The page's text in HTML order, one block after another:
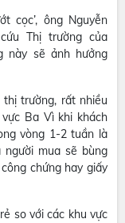
cọc’, ông Nguyễn
Thị trường của
này sẽ ảnh hưởng
trường, rất nhiều
Ba Vì khi khách
vòng 1-2 tuần là
mua sẽ bùng
chứng hay giấy
so với các khu vực